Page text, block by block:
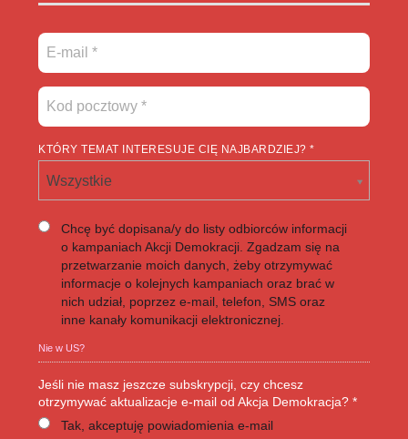
KTÓRY TEMAT INTERESUJE CIĘ NAJBARDZIEJ? *
Wszystkie
Chcę być dopisana/y do listy odbiorców informacji
o kampaniach Akcji Demokracji. Zgadzam się na
przetwarzanie moich danych, żeby otrzymywać
informacje o kolejnych kampaniach oraz brać w
nich udział, poprzez e-mail, telefon, SMS oraz
inne kanały komunikacji elektronicznej.
Nie wUS?
Jeśli nie masz jeszcze subskrypcji, czy chcesz
otrzymywać aktualizacje e-mail od Akcja Demokracja? *
Tak, akceptuję powiadomienia e-mail